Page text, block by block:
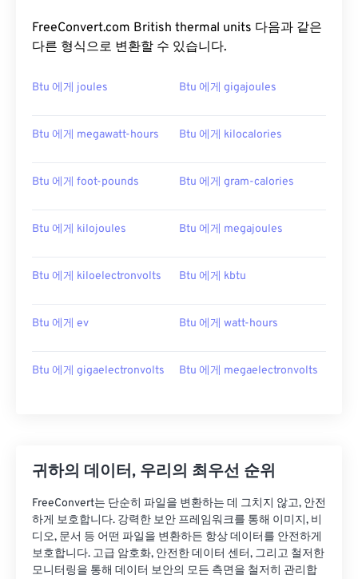
FreeConvert.com British thermal units 다음과 같은
다른 형식으로 변환할 수 있습니다.
Btu 에게 joules Btu 에게 gigajoules
Btu 에게 megawatt-hours Btu 에게 kilocalories
Btu 에게 foot-pounds Btu 에게 gram-calories
Btu 에게 kilojoules Btu 에게 megajoules
Btu 에게 kiloelectronvolts Btu 에게 kbtu
Btu 에게 ev Btu 에게 watt-hours
Btu 에게 gigaelectronvolts Btu 에게 megaelectronvolts
귀하의 데이터, 우리의 최우선 순위
FreeConvert는 단순히 파일을 변환하는 데 그치지 않고, 안전
하게 보호합니다. 강력한 보안 프레임워크를 통해 이미지, 비
디오, 문서 등 어떤 파일을 변환하든 항상 데이터를 안전하게
보호합니다. 고급 암호화, 안전한 데이터 센터, 그리고 철저한
모니터링을 통해 데이터 보안의 모든 측면을 철저히 관리합